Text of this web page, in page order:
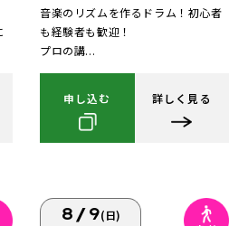
音楽のリズムを作るドラム！初心者
も経験者も歓迎！
プロの講...
申し込む 詳しく見る
8/9(日)